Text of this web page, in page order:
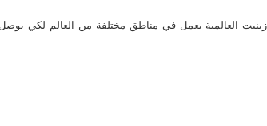
العالمية يعمل في مناطق مختلفة من العالم لكي